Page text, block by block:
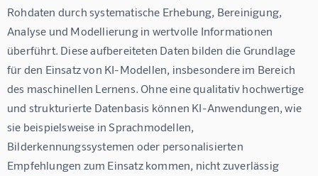
Rohdaten durch systematische Erhebung, Bereinigung,
Analyse und Modellierung in wertvolle Informationen
überführt. Diese aufbereiteten Daten bilden die Grundlage
für den Einsatz von KI-Modellen, insbesondere im Bereich
des maschinellen Lernens. Ohne eine qualitativ hochwertige
und strukturierte Datenbasis können KI-Anwendungen, wie
sie beispielsweise in Sprachmodellen,
Bilderkennungssystemen oder personalisierten
Empfehlungen zum Einsatz kommen, nicht zuverlässig